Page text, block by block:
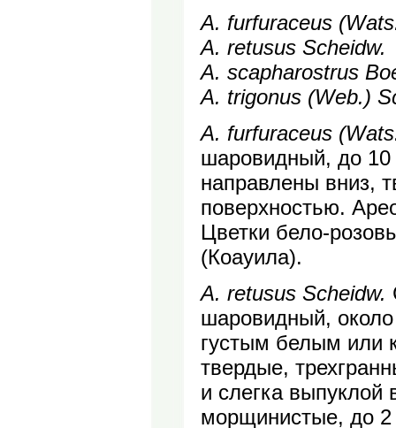
A. furfuraceus
А. retusus Scheidw.
A. scapharostrus
A. trigonus (Web.)
A. furfuraceus
шаровидный, до
направлены вниз,
поверхностью.
Цветки бело-
(Коауила).
А. retusus Scheidw.
шаровидный,
густым белым или
твердые,
и слегка выпуклой
морщинистые, до 2